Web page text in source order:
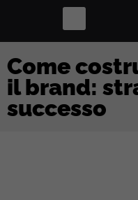
Come
il brand:
successo